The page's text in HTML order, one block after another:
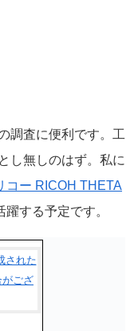
調査に便利です。工
し無しのはず。私に
コー RICOH THETA
する予定です。